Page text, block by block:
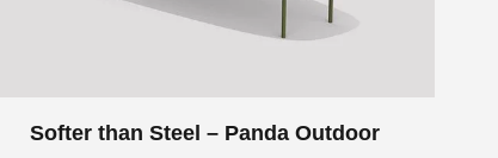
Softer than Steel – Panda Outdoor